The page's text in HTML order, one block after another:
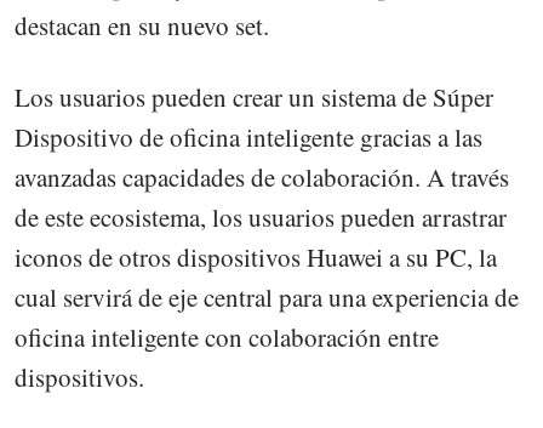
destacan en su nuevo set.
Los usuarios pueden crear un sistema de Súper
Dispositivo de oficina inteligente gracias a las
avanzadas capacidades de colaboración. A través
de este ecosistema, los usuarios pueden arrastrar
iconos de otros dispositivos Huawei a su PC, la
cual servirá de eje central para una experiencia de
oficina inteligente con colaboración entre
dispositivos.